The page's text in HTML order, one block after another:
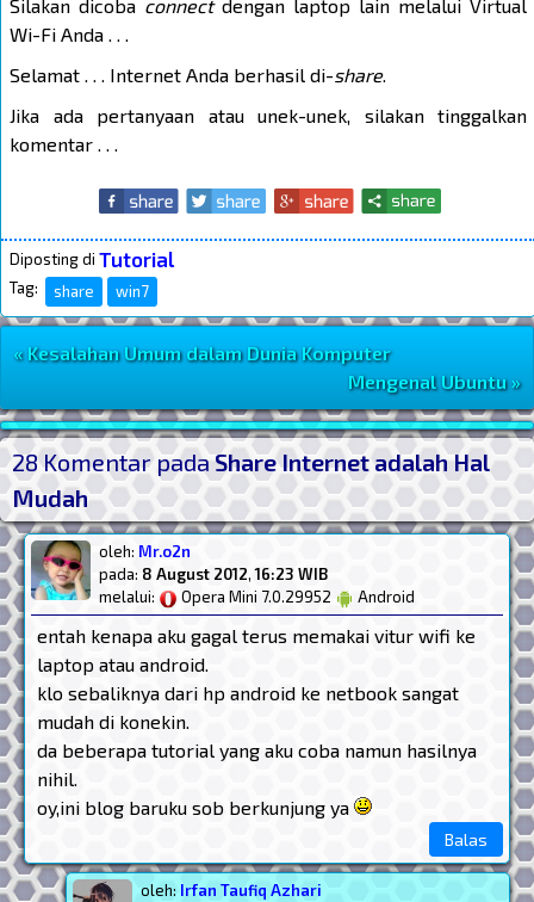
Silakan dicoba connectdengan laptop lain melalui Virtual
Wi-Fi Anda . . .
Selamat . . . Internet Anda berhasil di-share.
Jika ada pertanyaan atau unek-unek, silakan tinggalkan
komentar . . .
Diposting di Tutorial
Tag: share win7
Navigasi Postingan
« Kesalahan Umum dalam Dunia Komputer
Mengenal Ubuntu »
Post Widget
28 Komentar padaShare Internet adalah Hal
Mudah
oleh: Mr.o2n
pada: 8 August 2012,16:23 WIB
melalui:
Opera Mini 7.0.29952 Android
entah kenapa aku gagal terus memakai vitur wifi ke
laptop atau android.
klo sebaliknya dari hp android ke netbook sangat
mudah di konekin.
da beberapa tutorial yang aku coba namun hasilnya
nihil.
oy,ini blog baruku sob berkunjung ya
Balas
oleh: Irfan Taufiq Azhari